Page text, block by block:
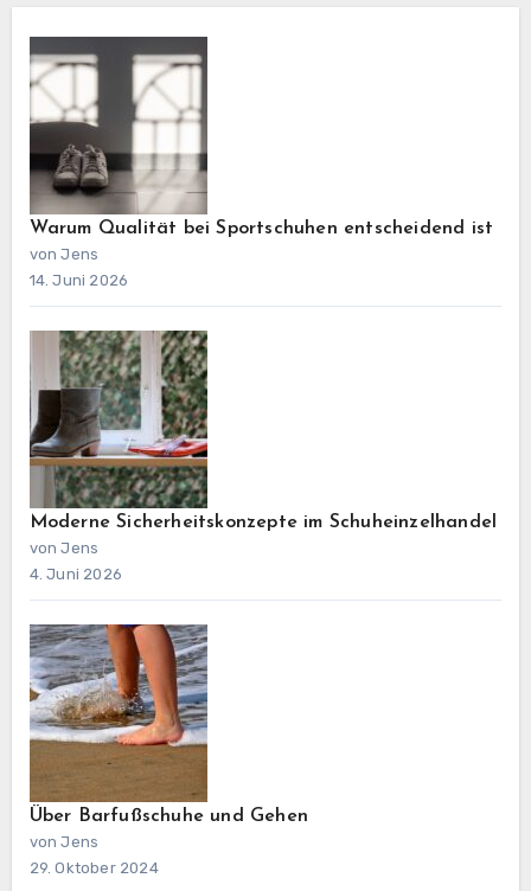
Warum Qualität bei Sportschuhen entscheidend ist
von Jens
14. Juni 2026
Moderne Sicherheitskonzepte im Schuheinzelhandel
von Jens
4. Juni 2026
Über Barfußschuhe und Gehen
von Jens
29. Oktober 2024